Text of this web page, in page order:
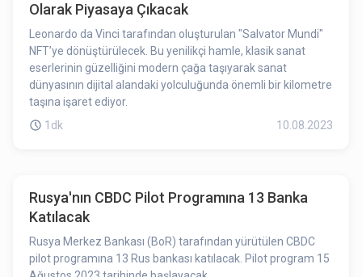
Olarak Piyasaya Çıkacak
Leonardo da Vinci tarafından oluşturulan "Salvator Mundi"
NFT’ye dönüştürülecek. Bu yenilikçi hamle, klasik sanat
eserlerinin güzelliğini modern çağa taşıyarak sanat
dünyasının dijital alandaki yolculuğunda önemli bir kilometre
taşına işaret ediyor.
1dk
10.08.2023
Rusya'nın CBDC Pilot Programına 13 Banka
Katılacak
Rusya Merkez Bankası (BoR) tarafından yürütülen CBDC
pilot programına 13 Rus bankası katılacak. Pilot program 15